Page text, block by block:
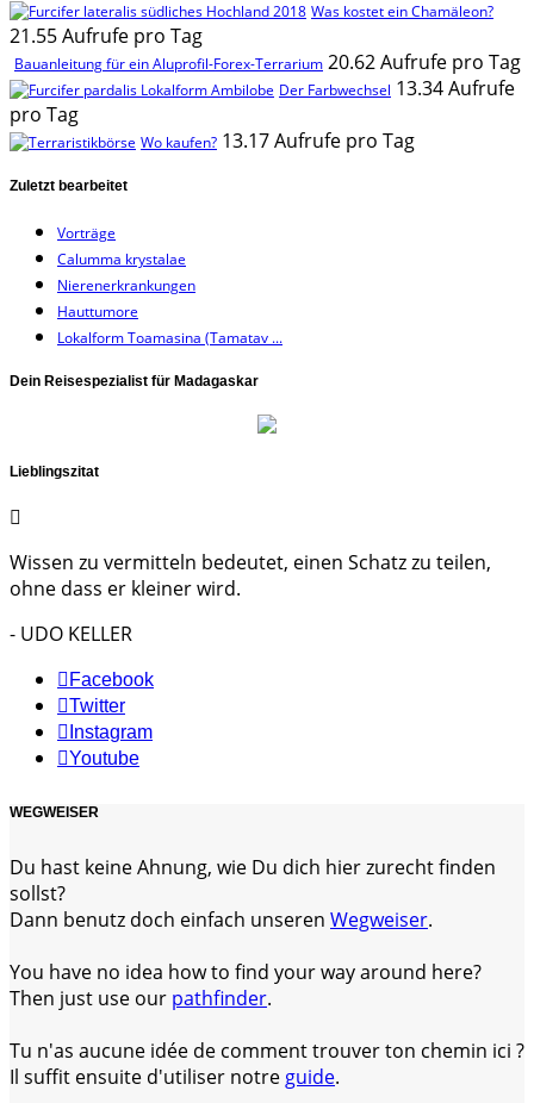
Was kostet ein Chamäleon?
21.55 Aufrufe pro Tag
Bauanleitung für ein Aluprofil-Forex-Terrarium 20.62 Aufrufe pro Tag
Der Farbwechsel 13.34 Aufrufe
pro Tag
Wo kaufen? 13.17 Aufrufe pro Tag
Zuletzt bearbeitet
Vorträge
Calumma krystalae
Nierenerkrankungen
Hauttumore
Lokalform Toamasina (Tamatav ...
Dein Reisespezialist für Madagaskar
Lieblingszitat
Wissen zu vermitteln bedeutet, einen Schatz zu teilen,
ohne dass er kleiner wird.
- UDO KELLER
Facebook
Twitter
Instagram
Youtube
WEGWEISER
Du hast keine Ahnung, wie Du dich hier zurecht finden
sollst?
Dann benutz doch einfach unseren Wegweiser.
You have no idea how to find your way around here?
Then just use our pathfinder.
Tu n'as aucune idée de comment trouver ton chemin ici ?
Il suffit ensuite d'utiliser notre guide.